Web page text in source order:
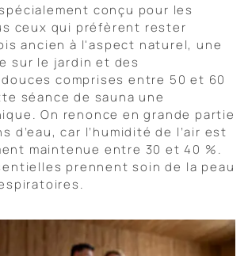
conçu pour les
ceux qui préfèrent rester
ancien à l'aspect naturel, une
sur le jardin et des
comprises entre 50 et 60
séance de sauna une
On renonce en grande partie
d’eau, car l’humidité de l’air est
maintenue entre 30 et 40 %.
prennent soin de la peau